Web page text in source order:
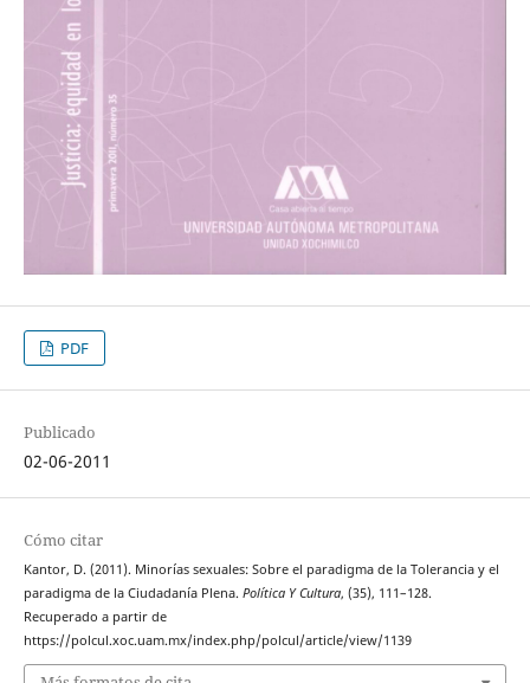
PDF
Publicado
02-06-2011
Cómo citar
Kantor, D. (2011). Minorías sexuales: Sobre el paradigma de la Tolerancia y el
paradigma de la Ciudadanía Plena. Política Y Cultura, (35), 111–128.
Recuperado a partir de
https://polcul.xoc.uam.mx/index.php/polcul/article/view/1139